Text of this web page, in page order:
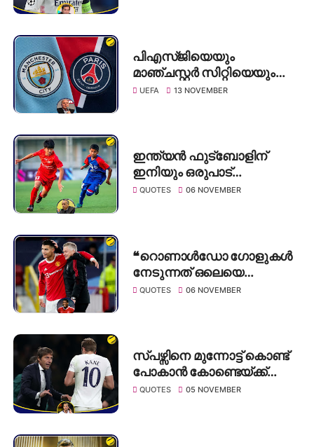
പിഎസ്ജിയെയും
മാഞ്ചസ്റ്റർ സിറ്റിയെയും
രൂക്ഷമായി വിമർശിച്ച് ഉലി
UEFA 13 NOVEMBER
ഇന്ത്യൻ ഫുട്ബോളിന്
ഇനിയും ഒരുപാട്
വികസിക്കാൻ കഴിയും :
QUOTES 06 NOVEMBER
❝റൊണാൾഡോ ഗോളുകൾ
നേടുന്നത് ഒലെയെ
രക്ഷിക്കുമെന്ന്
QUOTES 06 NOVEMBER
സ്പഴ്സിനെ മുന്നോട്ട് കൊണ്ട്
പോകാൻ കോണ്ടെയ്ക്ക്
കഴിയും: കെയ്ൻ
QUOTES 05 NOVEMBER